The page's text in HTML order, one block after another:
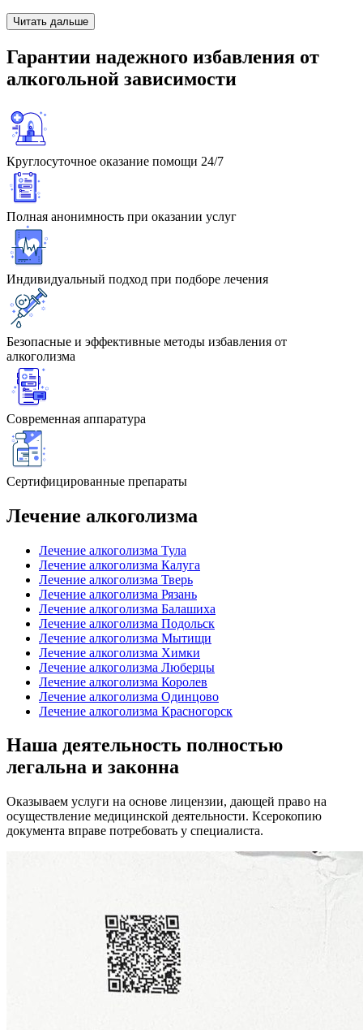
Читать дальше
Гарантии надежного избавления от
алкогольной зависимости
Круглосуточное оказание помощи 24/7
Полная анонимность при оказании услуг
Индивидуальный подход при подборе лечения
Безопасные и эффективные методы избавления от
алкоголизма
Современная аппаратура
Сертифицированные препараты
Лечение алкоголизма
Лечение алкоголизма Тула
Лечение алкоголизма Калуга
Лечение алкоголизма Тверь
Лечение алкоголизма Рязань
Лечение алкоголизма Балашиха
Лечение алкоголизма Подольск
Лечение алкоголизма Мытищи
Лечение алкоголизма Химки
Лечение алкоголизма Люберцы
Лечение алкоголизма Королев
Лечение алкоголизма Одинцово
Лечение алкоголизма Красногорск
Наша деятельность полностью
легальна и законна
Оказываем услуги на основе лицензии, дающей право на
осуществление медицинской деятельности. Ксерокопию
документа вправе потребовать у специалиста.